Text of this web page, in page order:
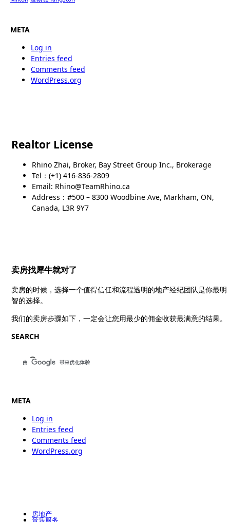
META
Log in
Entries feed
Comments feed
WordPress.org
Realtor License
Rhino Zhai, Broker, Bay Street Group Inc., Brokerage
Tel：(+1) 416-836-2809
Email: Rhino@TeamRhino.ca
Address：#500 – 8300 Woodbine Ave, Markham, ON,
Canada, L3R 9Y7
卖房找犀牛就对了
卖房的时候，选择一个值得信任和流程透明的地产经纪团队是你最明
智的选择。
我们的卖房步骤如下，一定会让您用最少的佣金收获最满意的结果。
SEARCH
META
Log in
Entries feed
Comments feed
WordPress.org
房地产
音乐服务